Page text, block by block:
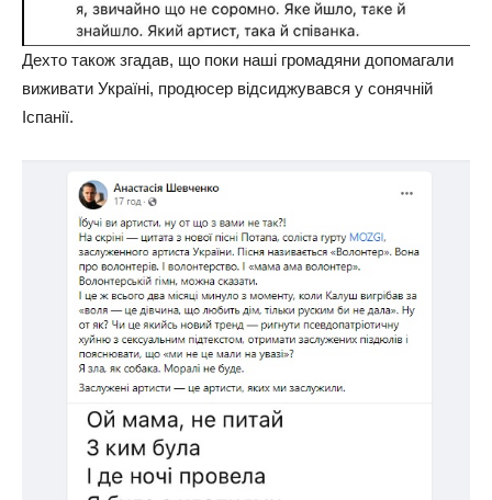
Дехто також згадав, що поки наші громадяни допомагали
виживати Україні, продюсер відсиджувався у сонячній
Іспанії.